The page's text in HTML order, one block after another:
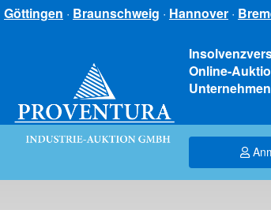
Göttingen · Braunschweig · Hannover ·
Online-